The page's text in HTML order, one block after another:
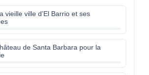
vieille ville d’El Barrio et ses
de Santa Barbara pour la